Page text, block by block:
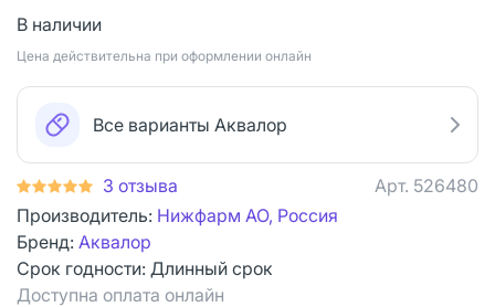
В наличии
Цена действительна при оформлении онлайн
Все варианты Аквалор
3 отзыва Арт. 526480
Производитель: Нижфарм АО, Россия
Бренд: Аквалор
Срок годности: Длинный срок
Доступна оплата онлайн